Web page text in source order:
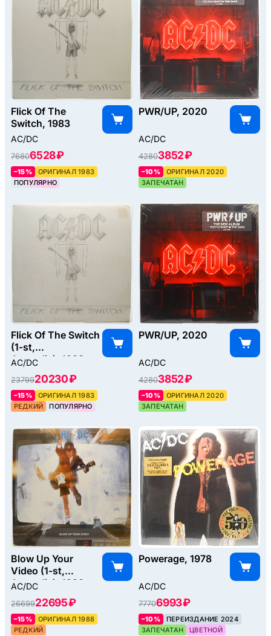
Flick Of The
Switch, 1983
AC/DC
76806528 ₽
–15%
ОРИГИНАЛ 1983
ПОПУЛЯРНО
PWR/UP, 2020
AC/DC
42803852 ₽
–10%
ОРИГИНАЛ 2020
ЗАПЕЧАТАН
Flick Of The Switch
(1-st,
Australia), 1983
AC/DC
2379920230 ₽
–15%
ОРИГИНАЛ 1983
РЕДКИЙ
ПОПУЛЯРНО
PWR/UP, 2020
AC/DC
42803852 ₽
–10%
ОРИГИНАЛ 2020
ЗАПЕЧАТАН
Blow Up Your
Video (1-st,
Australia), 1988
AC/DC
2669922695 ₽
–15%
ОРИГИНАЛ 1988
РЕДКИЙ
Powerage, 1978
AC/DC
77706993 ₽
–10%
ПЕРЕИЗДАНИЕ 2024
ЗАПЕЧАТАН
ЦВЕТНОЙ